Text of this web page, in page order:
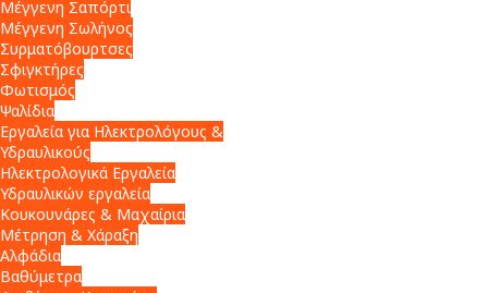
Μέγγενη Σαπόρτι
Μέγγενη Σωλήνος
Συρματόβουρτσες
Σφιγκτήρες
Φωτισμός
Ψαλίδια
Εργαλεία για Ηλεκτρολόγους &
Υδραυλικούς
Ηλεκτρολογικά Εργαλεία
Υδραυλικών εργαλεία
Κουκουνάρες & Μαχαίρια
Μέτρηση & Χάραξη
Αλφάδια
Βαθύμετρα